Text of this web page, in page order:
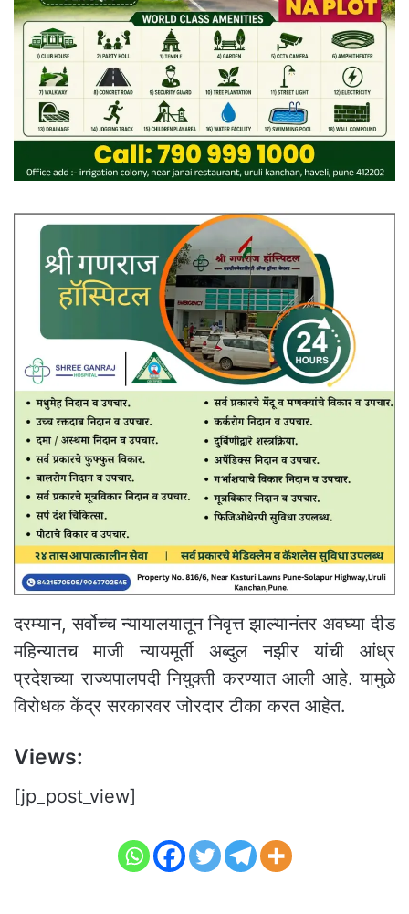
दरम्यान, सर्वोच्च न्यायालयातून निवृत्त झाल्यानंतर अवघ्या दीड
महिन्यातच माजी न्यायमूर्ती अब्दुल नझीर यांची आंध्र
प्रदेशच्या राज्यपालपदी नियुक्ती करण्यात आली आहे. यामुळे
विरोधक केंद्र सरकारवर जोरदार टीका करत आहेत.
Views:
[jp_post_view]